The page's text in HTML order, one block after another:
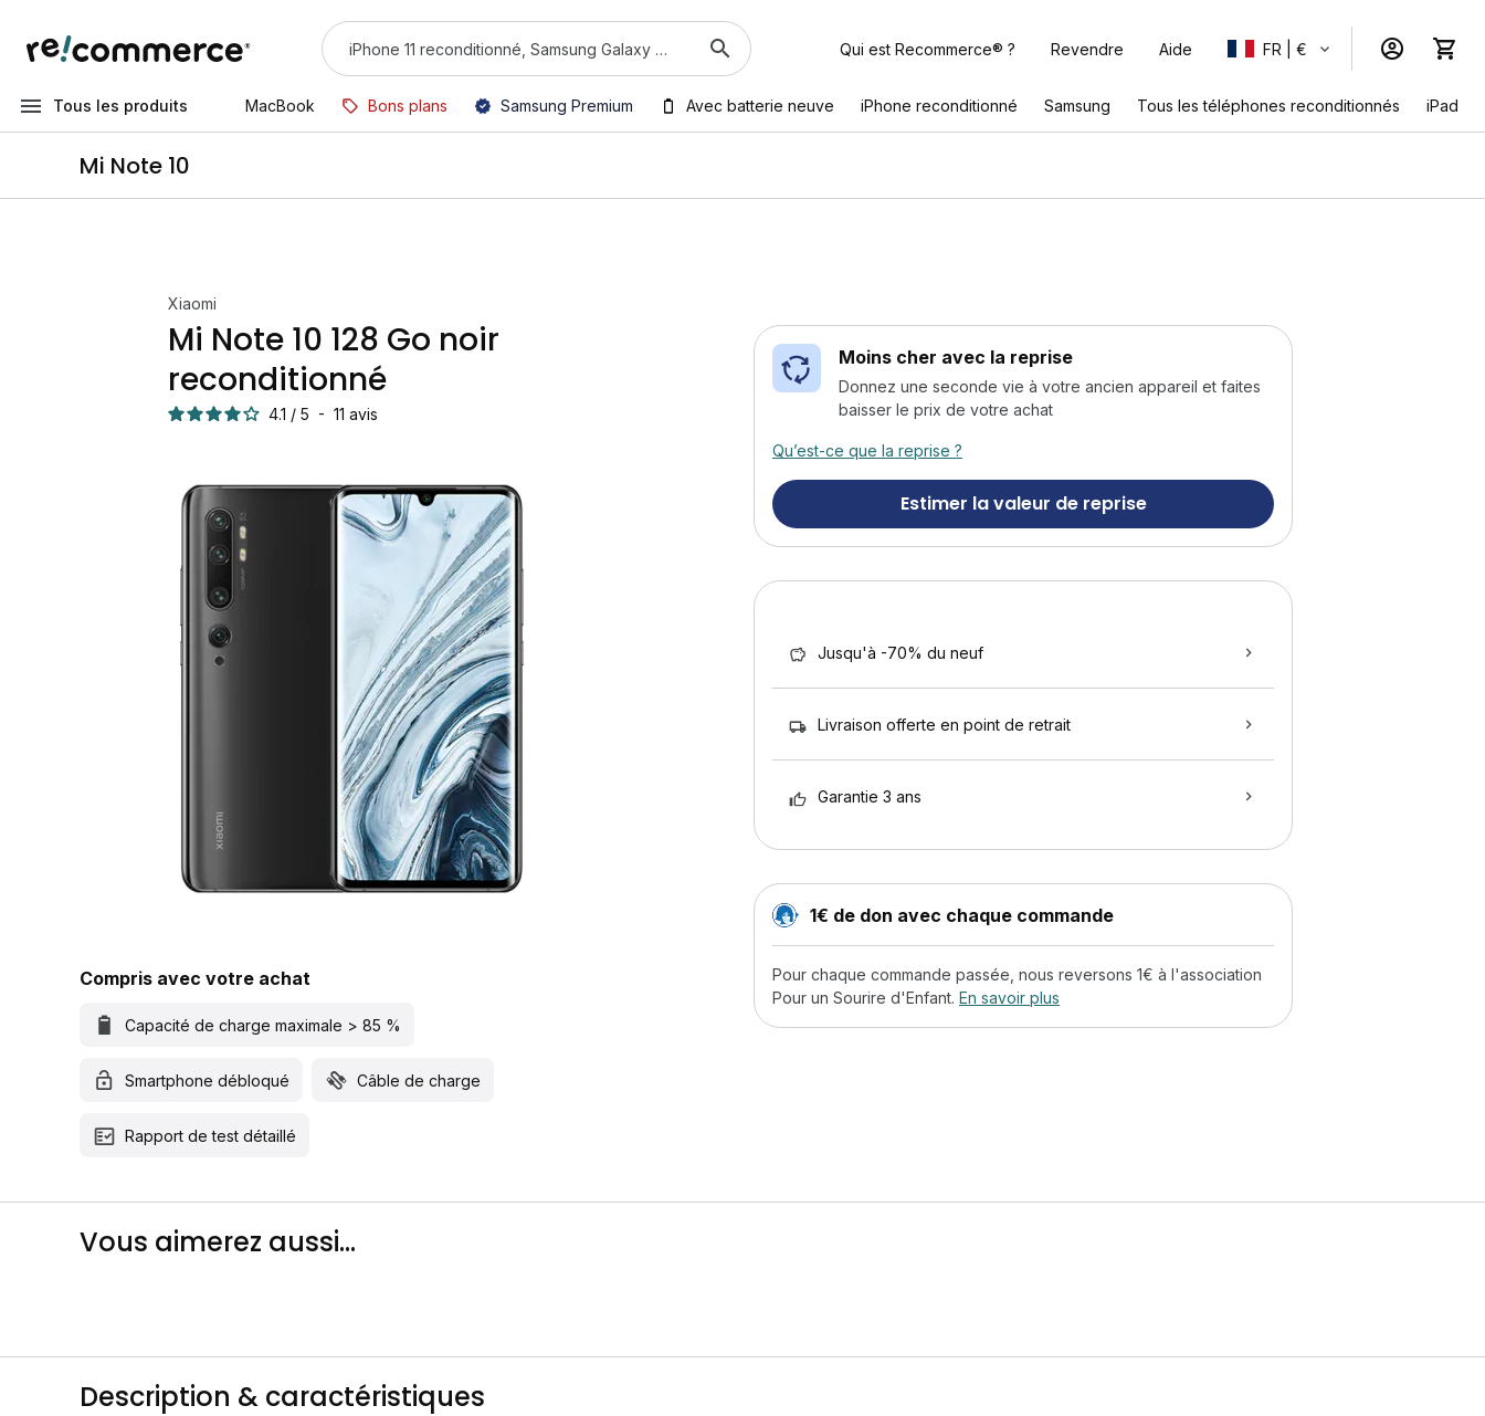
Qui est Recommerce® ? Revendre Aide FR | €
Tous les produits MacBook Bons plans Samsung Premium Avec batterie neuve iPhone reconditionné Samsung Tous les téléphones reconditionnés iPad
Mi Note 10
Xiaomi
Mi Note 10 128 Go noir
reconditionné
4.1 / 5 - 11 avis
Compris avec votre achat
Capacité de charge maximale > 85 %
Smartphone débloqué Câble de charge
Rapport de test détaillé
Moins cher avec la reprise
Donnez une seconde vie à votre ancien appareil et faites
baisser le prix de votre achat
Qu’est-ce que la reprise ?
Estimer la valeur de reprise
Jusqu'à -70% du neuf
Livraison offerte en point de retrait
Garantie 3 ans
1€ de don avec chaque commande
Pour chaque commande passée, nous reversons 1€ à l'association
Pour un Sourire d'Enfant. En savoir plus
Vous aimerez aussi...
Description & caractéristiques